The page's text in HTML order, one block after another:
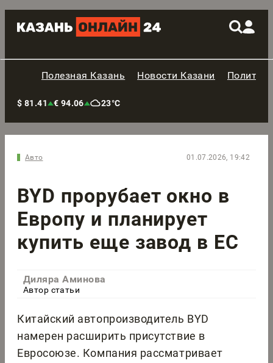
Полезная Казань Новости Казани
$ 81.41 € 94.06 23°C
Авто 01.07.2026, 19:42
BYD прорубает окно в
Европу и планирует
купить еще завод в ЕС
Диляра Аминова
Автор статьи
Китайский автопроизводитель BYD
намерен расширить присутствие в
Евросоюзе. Компания рассматривает